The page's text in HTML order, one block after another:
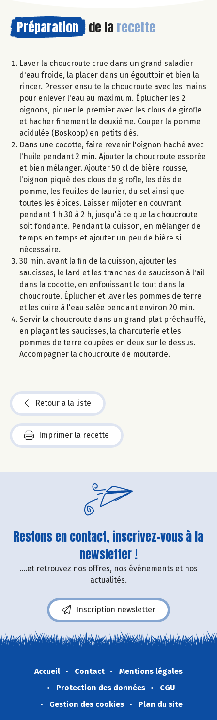
Préparation de la recette
Laver la choucroute crue dans un grand saladier
d'eau froide, la placer dans un égouttoir et bien la
rincer. Presser ensuite la choucroute avec les mains
pour enlever l'eau au maximum. Éplucher les 2
oignons, piquer le premier avec les clous de girofle
et hacher finement le deuxième. Couper la pomme
acidulée (Boskoop) en petits dés.
Dans une cocotte, faire revenir l'oignon haché avec
l'huile pendant 2 min. Ajouter la choucroute essorée
et bien mélanger. Ajouter 50 cl de bière rousse,
l'oignon piqué des clous de girofle, les dés de
pomme, les feuilles de laurier, du sel ainsi que
toutes les épices. Laisser mijoter en couvrant
pendant 1 h 30 à 2 h, jusqu'à ce que la choucroute
soit fondante. Pendant la cuisson, en mélanger de
temps en temps et ajouter un peu de bière si
nécessaire.
30 min. avant la fin de la cuisson, ajouter les
saucisses, le lard et les tranches de saucisson à l'ail
dans la cocotte, en enfouissant le tout dans la
choucroute. Éplucher et laver les pommes de terre
et les cuire à l'eau salée pendant environ 20 min.
Servir la choucroute dans un grand plat préchauffé,
en plaçant les saucisses, la charcuterie et les
pommes de terre coupées en deux sur le dessus.
Accompagner la choucroute de moutarde.
Retour à la liste
Imprimer la recette
Restons en contact, inscrivez-vous à la
newsletter !
....et retrouvez nos offres, nos événements et nos
actualités.
Inscription newsletter
Accueil Contact
Mentions légales
Protection des données
CGU
Gestion des cookies
Plan du site